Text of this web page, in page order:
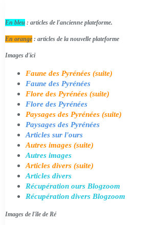
En bleu : articles de l'ancienne plateforme.
En orange : articles de la nouvelle plateforme
Images d'ici
Faune des Pyrénées (suite)
Faune des Pyrénées
Flore des Pyrénées (suite)
Flore des Pyrénées
Paysages des Pyrénées (suite)
Paysages des Pyrénées
Articles sur l'ours
Autres images (suite)
Autres images
Articles divers (suite)
Articles divers
Récupération ours Blogzoom
Récupération divers Blogzoom
Images de l'île de Ré